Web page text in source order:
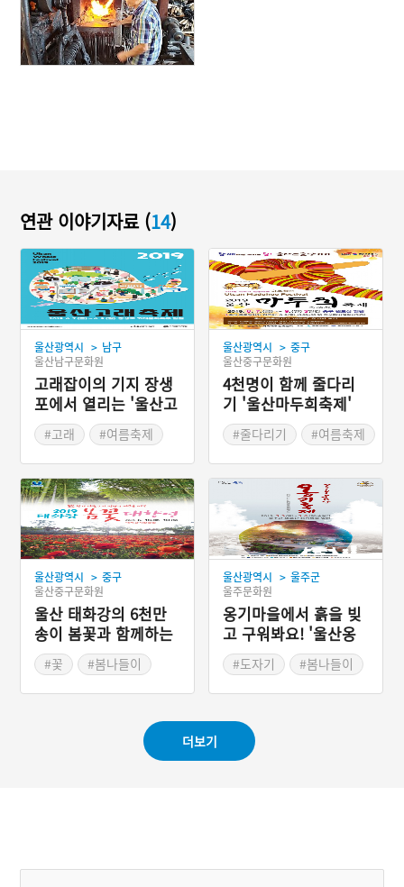
연관 이야기자료 (14)
울산광역시 > 남구
울산남구문화원
고래잡이의 기지 장생
포에서 열리는 '울산고
래축제'
#고래
#여름축제
울산광역시 > 중구
울산중구문화원
4천명이 함께 줄다리
기 '울산마두희축제'
#줄다리기
#여름축제
#오징어게임
울산광역시 > 중구
울산중구문화원
울산 태화강의 6천만
송이 봄꽃과 함께하는
생태축제 '태화강 봄꽃
대향연'
#꽃
#봄나들이
울산광역시 > 울주군
울주문화원
옹기마을에서 흙을 빚
고 구워봐요! '울산옹
기축제'
#도자기
#봄나들이
더보기